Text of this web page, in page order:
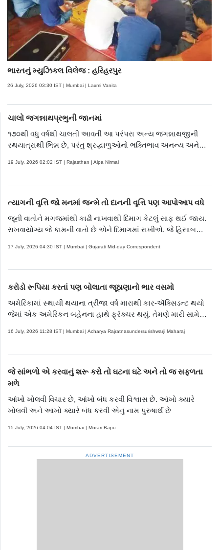
ભારતનું મ્યુઝિકલ વિલેજ : હરિહરપુર
26 July, 2026 03:30 IST | Mumbai | Laxmi Vanita
ચાલો જગન્નાથપ્રભુની જાનમાં
૧૭૦થી વધુ વર્ષથી ચાલતી આવતી આ પરંપરા અન્ય જગન્નાથજીની
રથયાત્રાથી ભિન્ન છે, પરંતુ શ્રદ્ધાળુઓનો ભક્તિભાવ અનન્ય અને
19 July, 2026 02:02 IST | Rajasthan | Alpa Nirmal
ત્યાગની વૃત્તિ જો મનમાં જન્મે તો દાનની વૃત્તિ પણ આપોઆપ વધે
જૂની વાતોને મગજમાંથી કાઢી નાખવાથી દિમાગ કેટલું સાફ થઈ જાય.
રાખવાયોગ્ય જે કામની વાતો છે એને દિમાગમાં રાખીએ. જે હિસાબ
છીએ, સજાવીએ છીએ એ જ રીતે આપણા દિલને પણ સજાવીએ
17 July, 2026 04:30 IST | Mumbai | Gujarati Mid-day Correspondent
કરોડો રૂપિયા કરતાં પણ બોલાતા જૂઠાણાનો ભાર વસમો
અમેરિકામાં સ્થાયી થયાના ત્રીજા વર્ષે મારાથી કાર-ઍક્સિડન્ટ થયો
જેમાં એક અમેરિકન બહેનના હાથે ફ્રૅક્ચર થયું. તેમણે મારી સામે
16 July, 2026 11:28 IST | Mumbai | Acharya Rajratnasundersurishwarji Maharaj
જે સાંભળો એ કરવાનું શરૂ કરો તો ઘટના ઘટે અને તો જ સફળતા
મળે
આંખો ખોલવી વિચાર છે, આંખો બંધ કરવી વિશ્વાસ છે. આંખો ક્યારે
ખોલવી અને આંખો ક્યારે બંધ કરવી એનું નામ પુરુષાર્થ છે
15 July, 2026 04:04 IST | Mumbai | Morari Bapu
ADVERTISEMENT